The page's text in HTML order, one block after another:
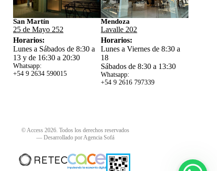
San Martín
25 de Mayo 252
Horarios:
Lunes a Sábados de 8:30 a
13 y de 16:30 a 20:30
Whatsapp:
+54 9 2634 590015
Mendoza
Lavalle 202
Horarios:
Lunes a Viernes de 8:30 a
18
Sábados de 8:30 a 13:30
Whatsapp:
+54 9 2616 797339
© Access 2026. Todos los derechos reservados
— Desarrollado por Agencia Sofá